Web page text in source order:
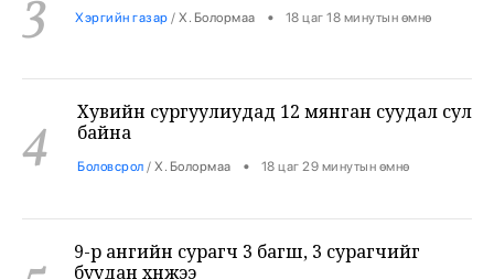
4
Боловсрол Х. Болормаа • 18 цаг 29 минутын өмнө
5 Дэлхий /Х. Болормаа • 19 цаг 43 минутын өмнө